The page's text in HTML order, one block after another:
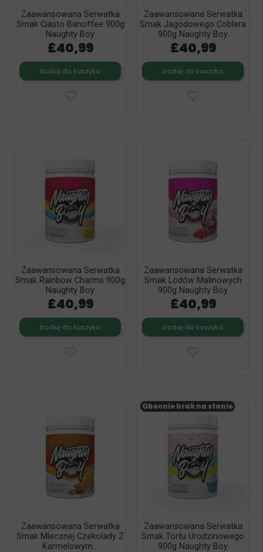
Zaawansowana Serwatka
Smak Ciasto Banoffee 900g
Naughty Boy
£40,99
Dodaj do koszyka
Zaawansowana Serwatka
Smak Jagodowego Coblera
900g Naughty Boy
£40,99
Dodaj do koszyka
Zaawansowana Serwatka
Smak Rainbow Charms 900g
Naughty Boy
£40,99
Dodaj do koszyka
Zaawansowana Serwatka
Smak Lodów Malinowych
900g Naughty Boy
£40,99
Dodaj do koszyka
Zaawansowana Serwatka
Smak Mlecznej Czekolady Z
Karmelowym...
Zaawansowana Serwatka
Smak Tortu Urodzinowego
900g Naughty Boy
Obecnie brak na stanie